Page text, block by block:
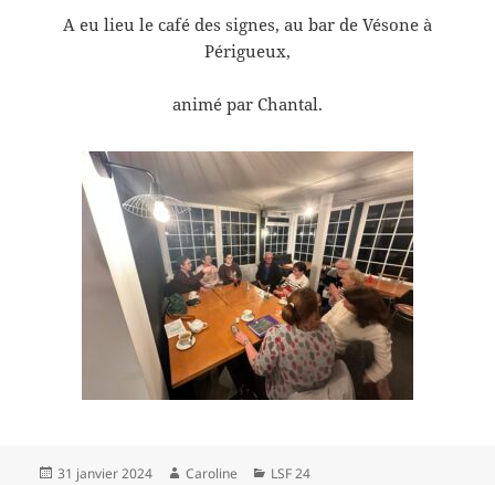
A eu lieu le café des signes, au bar de Vésone à
Périgueux,
animé par Chantal.
Publié
31 janvier 2024 Auteur
Caroline Catégories
LSF 24